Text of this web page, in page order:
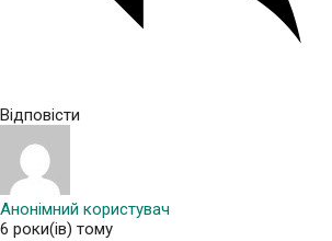
Відповісти
Анонімний користувач
6 роки(ів) тому